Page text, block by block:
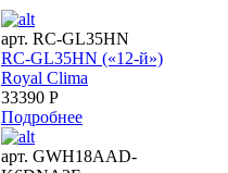
арт. RC-GL35HN
RC-GL35HN («12-й»)
Royal Clima
33390 Р
Подробнее
арт. GWH18AAD-